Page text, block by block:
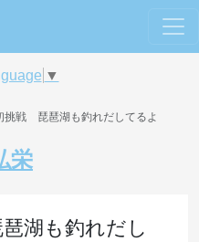
▼
挑戦 琵琶湖も釣れだしてるよ
栄
湖も釣れだし